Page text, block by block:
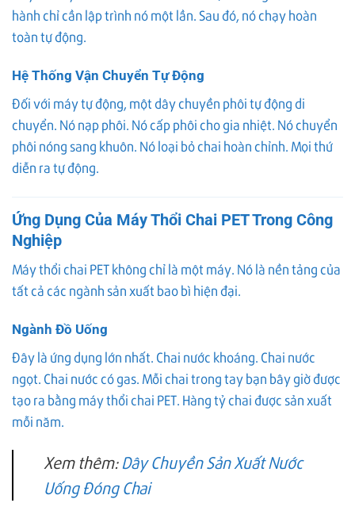
hành chỉ cần lập trình nó một lần. Sau đó, nó chạy hoàn
toàn tự động.
Hệ Thống Vận Chuyển Tự Động
Đối với máy tự động, một dây chuyền phôi tự động di
chuyển. Nó nạp phôi. Nó cấp phôi cho gia nhiệt. Nó chuyển
phôi nóng sang khuôn. Nó loại bỏ chai hoàn chỉnh. Mọi thứ
diễn ra tự động.
Ứng Dụng Của Máy Thổi Chai PET Trong Công
Nghiệp
Máy thổi chai PET không chỉ là một máy. Nó là nền tảng của
tất cả các ngành sản xuất bao bì hiện đại.
Ngành Đồ Uống
Đây là ứng dụng lớn nhất. Chai nước khoáng. Chai nước
ngọt. Chai nước có gas. Mỗi chai trong tay bạn bây giờ được
tạo ra bằng máy thổi chai PET. Hàng tỷ chai được sản xuất
mỗi năm.
Xem thêm:Dây Chuyền Sản Xuất Nước
Uống Đóng Chai